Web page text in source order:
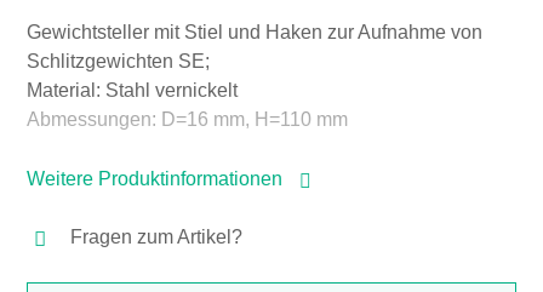
Gewichtsteller mit Stiel und Haken zur Aufnahme von
Schlitzgewichten SE;
Material: Stahl vernickelt
Abmessungen: D=16 mm, H=110 mm
Weitere Produktinformationen
Fragen zum Artikel?